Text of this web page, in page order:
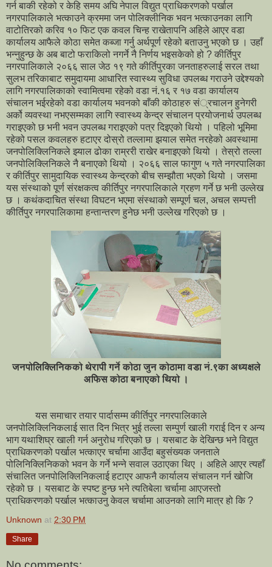
गर्न बाकी रहेको र केहि समय अघि नेपाल विद्युत प्राधिकरणको पर्खाल
नगरपालिकाले भत्काउने क्रममा जन पोलिक्लीनिक भवन भत्काउनका लागि
वाटोतिरको करिव १० फिट एक कवल चिन्ह राखेतापनि अहिले आएर वडा
कार्यालय आफैले कोठा समेत कब्जा गर्नु अर्थपूर्ण रहेको बताउनु भएको छ । उहाँ
भन्नुहुन्छ के अब बाटो फराकिलो नगर्ने नै निर्णय भइसकेको हो ? कीर्तिपुर
नगरपालिकाले २०६६ साल जेठ १९ गते कीर्तिपुरका जनताहरुलाई सरल तथा
सुलभ तरिकाबाट समुदायमा आधारित स्वास्थ्य सुविधा उपलब्ध गराउने उद्देश्यको
लागि नगरपालिकाको स्वामित्वमा रहेको वडा नं.१६ र १७ वडा कार्यालय
संचालन भईरहेको वडा कार्यालय भवनको बाँकी कोठाहरु सं्रचालन हुनेगरी
अर्को व्यवस्था नभएसम्मका लागि स्वास्थ्य केन्द्र संचालन प्रयोजनार्थ उपलब्ध
गराइएको छ भनी भवन उपलब्ध गराइएको पत्र दिइएको थियो । पहिलो भूमिमा
रहेको पसल कवलहरु हटाएर दोस्रो तल्लामा झयाल समेत नरहेको अवस्थामा
जनपोलिक्लिनिकले झ्याल ढोका राम्ररी राखेर बनाइएको थियो । तेस्रो तल्ला
जनपोलिक्लिनिकले नै बनाएको थियो । २०६६ साल फागुण ५ गते नगरपालिका
र कीर्तिपुर सामुदायिक स्वास्थ्य केन्द्रको बीच सम्झौता भएको थियो । जसमा
यस संस्थाको पूर्ण संरक्षकत्व कीर्तिपुर नगरपालिकाले ग्रहण गर्ने छ भनी उल्लेख
छ । कथंकदाचित संस्था विघटन भएमा संस्थाको सम्पूर्ण चल, अचल सम्पत्ती
कीर्तिपुर नगरपालिकामा हन्तान्तरण हुनेछ भनी उल्लेख गरिएको छ ।
जनपोलिक्लिनिकको थेरापी गर्ने कोठा जुन कोठामा वडा नं.९का अध्यक्षले
अफिस कोठा बनाएको थियो ।
यस समाचार तयार पार्दासम्म कीर्तिपुर नगरपालिकाले
जनपोलिक्लिनिकलाई सात दिन भित्र भुई तल्ला सम्पुर्ण खाली गराई दिन र अन्य
भाग यथाशिघ्र खाली गर्न अनुरोध गरिएको छ । यसबाट के देखिन्छ भने विद्युत
प्राधिकरणको पर्खाल भत्काएर चर्चामा आउँदा बहुसंख्यक जनताले
पोलिनिक्लिनिकको भवन के गर्ने भन्ने सवाल उठाएका थिए । अहिले आएर त्यहाँ
संचालित जनपोलिक्लिनिकलाई हटाएर आफनै कार्यालय संचालन गर्न खोजि
रहेको छ । यसबाट के स्पष्ट हुन्छ भने त्यतिबेला चर्चामा आएजस्तो
प्राधिकरणको पर्खाल भत्काउनु केवल चर्चामा आउनको लागि मात्र हो कि ?
Unknown at 2:30 PM
Share